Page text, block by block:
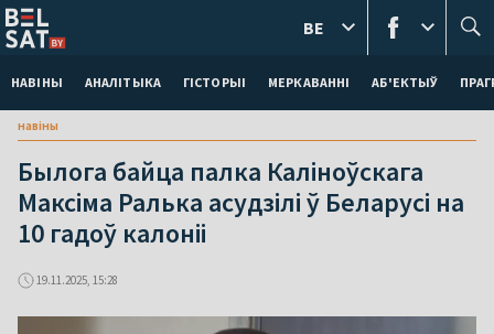
НАВІНЫ АНАЛІТЫКА ГІСТОРЫІ МЕРКАВАННI АБ'ЕКТЫЎ
BE
навіны
Былога байца палка Каліноўскага
Максіма Ралька асудзілі ў Беларусі на
10 гадоў калоніі
19.11.2025, 15:28